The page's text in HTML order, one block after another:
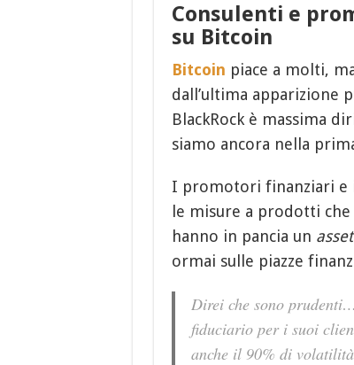
Consulenti e
su Bitcoin
Bitcoin piace a molti,
dall’ultima apparizione
BlackRock è massima
siamo ancora nella
I promotori finanziari e
le misure a prodotti
hanno in pancia un asset
ormai sulle piazze
Direi che sono
fiduciario per i suoi
anche il 90% di